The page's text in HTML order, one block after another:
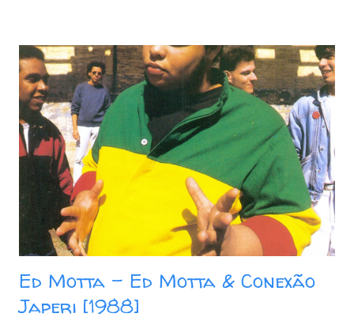
Ed Motta - Ed Motta & Conexão
Japeri [1988]